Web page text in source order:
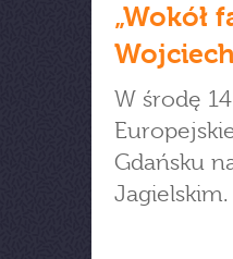
„Wokół
W środę
Gdańsku
Jagielskim.